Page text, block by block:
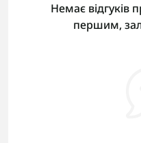
Немає відгуків
першим,